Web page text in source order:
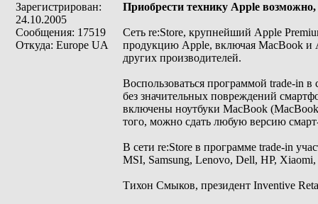
Зарегистрирован:
24.10.2005
Сообщения: 17519
Откуда: Europe UA
Приобрести технику Apple возможно,
Сеть re:Store, крупнейший Apple
продукцию Apple, включая MacBook и
других производителей.
Воспользоваться программой trade-in
без значительных повреждений
включены ноутбуки MacBook
того, можно сдать любую версию
В сети re:Store в программе trade-in
MSI, Samsung, Lenovo, Dell, HP,
Тихон Смыков, президент Inventive